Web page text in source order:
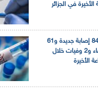
كورونا: 84 إصابة جديدة و61
حالة شفاء و2 وفيات خلال